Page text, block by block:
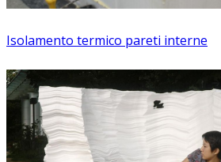
Isolamento termico pareti interne